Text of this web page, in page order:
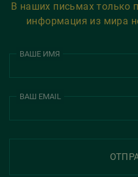
В наших письмах только
информация из мира
ВАШЕ ИМЯ
ВАШ EMAIL